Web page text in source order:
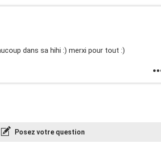
dans sa hihi :) merxi pour tout :)
Posez votre question